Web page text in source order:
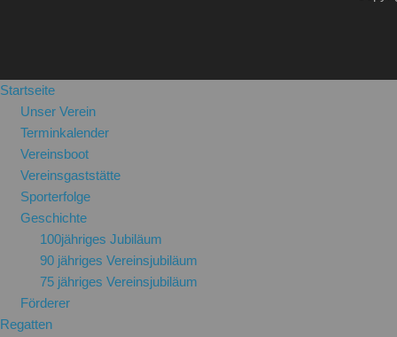
Startseite
Unser Verein
Terminkalender
Vereinsboot
Vereinsgaststätte
Sporterfolge
Geschichte
100jähriges Jubiläum
90 jähriges Vereinsjubiläum
75 jähriges Vereinsjubiläum
Förderer
Regatten